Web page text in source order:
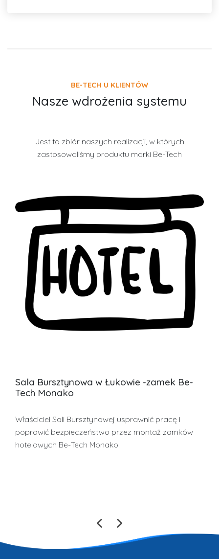
BE-TECH U KLIENTÓW
Nasze wdrożenia systemu
Jest to zbiór naszych realizacji, w których
zastosowaliśmy produktu marki Be-Tech
Sala Bursztynowa w Łukowie -zamek Be-
Tech Monako
Właściciel Sali Bursztynowej usprawnić pracę i
poprawić bezpieczeństwo przez montaż zamków
hotelowych Be-Tech Monako.